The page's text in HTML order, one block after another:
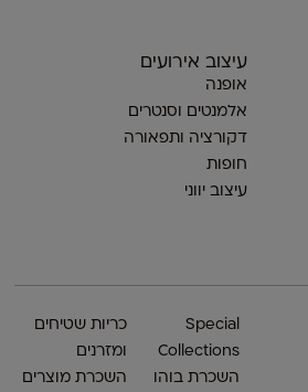
Special
Collections
השכרת בוהו
כריות שטיחים
ומזרנים
השכרת מוצרים
עיצוב אירועים
אופנה
אלמנטים וסנטרים
דקורציה ותפאורה
חופות
עיצוב יווני